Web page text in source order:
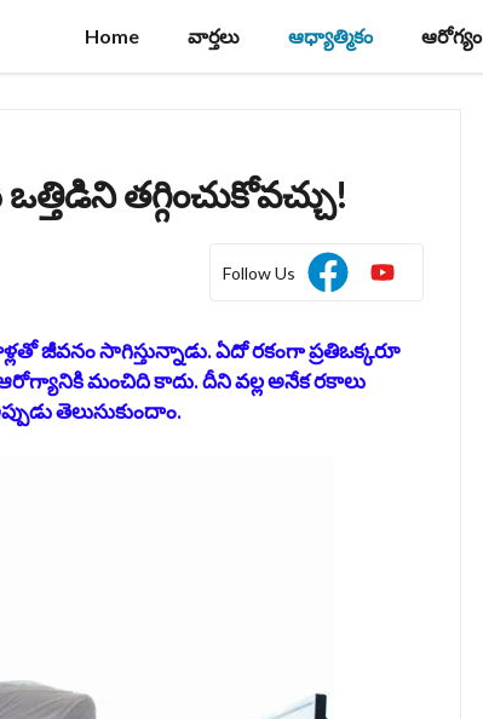
Home వార్తలు ఆధ్యాత్మికం ఆరోగ్యం
తగ్గించుకోవచ్చు!
Follow Us
జీవనం సాగిస్తున్నాడు. ఏదో రకంగా ప్రతిఒక్కరూ
మంచిది కాదు. దీని వల్ల అనేక రకాలు
తెలుసుకుందాం.